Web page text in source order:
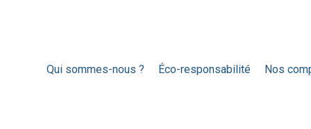
Qui sommes-nous ? Éco-responsabilité Nos